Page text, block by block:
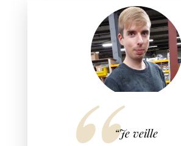
“Je veille